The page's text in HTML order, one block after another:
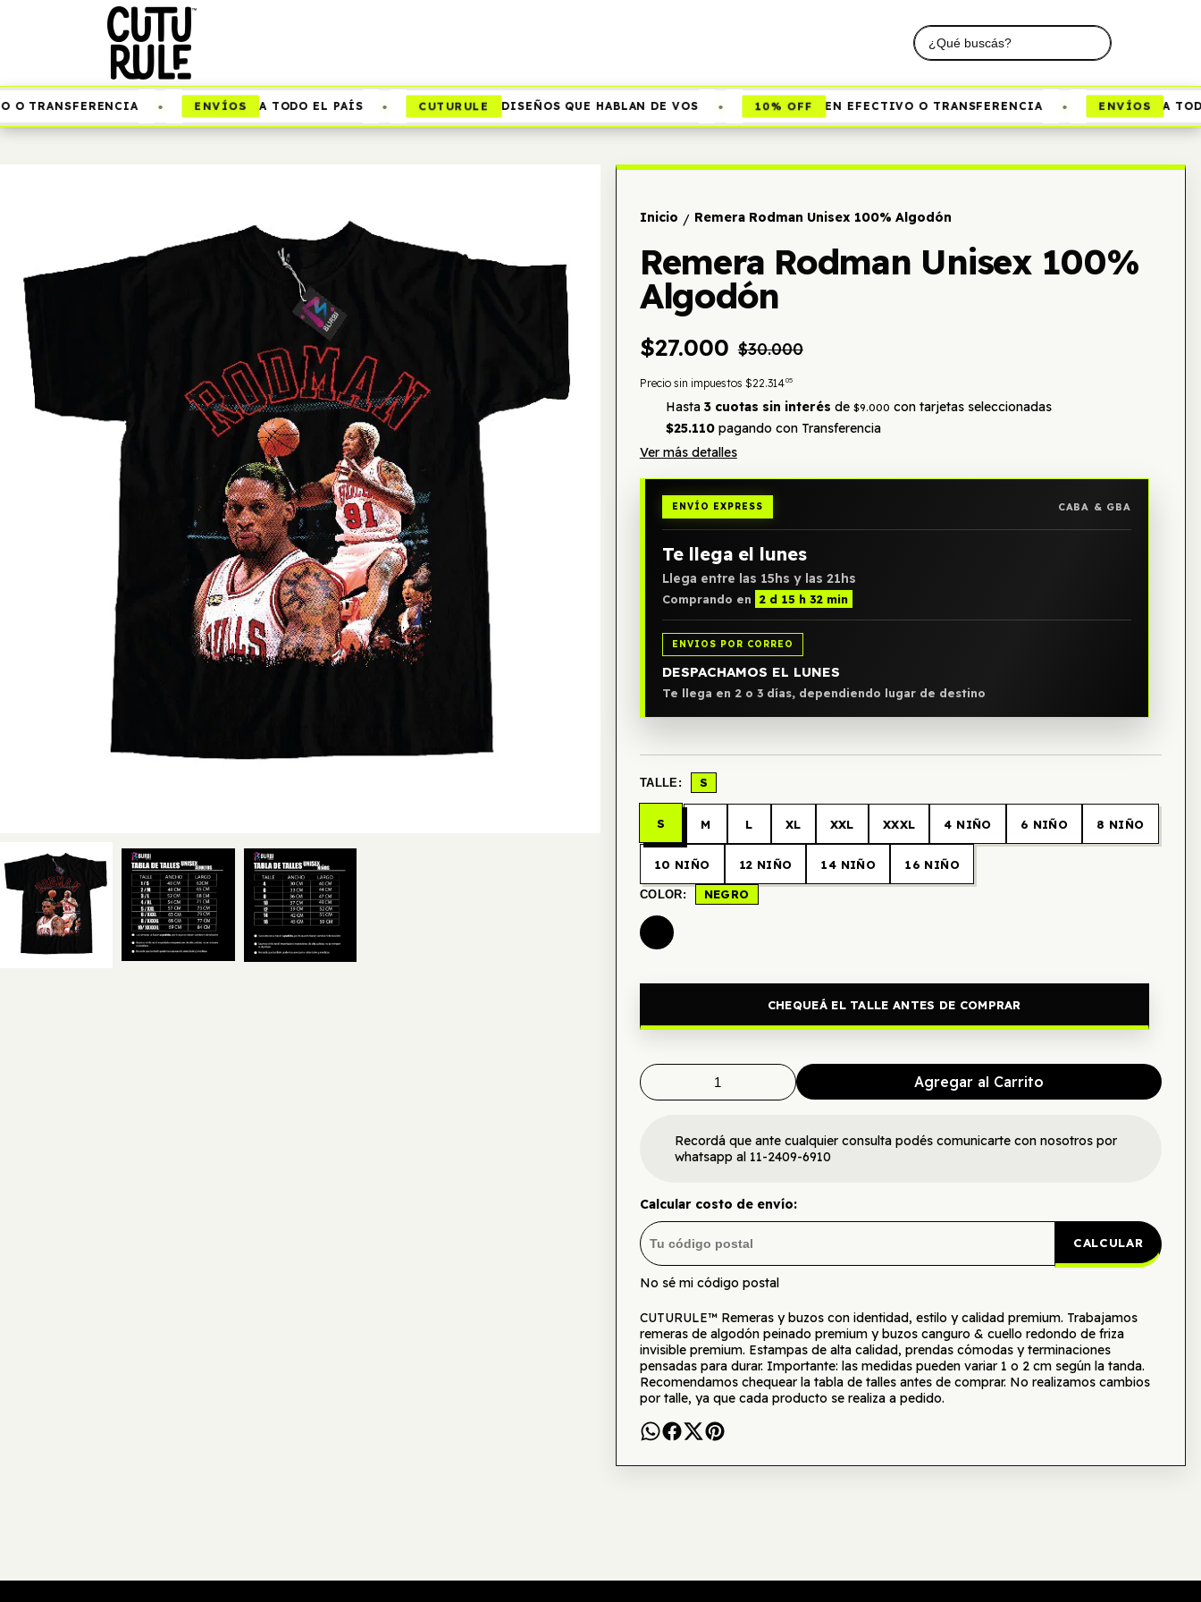
TRANSFERENCIA ENVÍOS A TODO EL PAÍS CUTURULE DISEÑOS QUE HABLAN DE VOS 10% OFF EN EFECTIVO O TRANSFERENCIA ENVÍOS A TODO
Inicio / Remera Rodman Unisex 100% Algodón
Remera Rodman Unisex 100%
Algodón
$27.000 $30.000
Precio sin impuestos $22.31405
Hasta 3 cuotas sin interés de $9.000 con tarjetas seleccionadas
$25.110pagando con Transferencia
Ver más detalles
ENVÍO EXPRESS CABA & GBA
Te llega el lunes
Llega entre las 15hs y las 21hs
Comprando en 2 d 15 h 32 min
ENVIOS POR CORREO
DESPACHAMOS EL LUNES
Te llega en 2 o 3 días, dependiendo lugar de destino
TALLE: S
S M L XL XXL XXXL 4 NIÑO 6 NIÑO 8 NIÑO
10 NIÑO 12 NIÑO 14 NIÑO 16 NIÑO
COLOR: NEGRO
CHEQUEÁ EL TALLE ANTES DE COMPRAR
Agregar al Carrito
Recordá que ante cualquier consulta podés comunicarte con nosotros por
whatsapp al 11-2409-6910
Calcular costo de envío:
CALCULAR
No sé mi código postal
CUTURULE™ Remeras y buzos con identidad, estilo y calidad premium. Trabajamos
remeras de algodón peinado premium y buzos canguro & cuello redondo de friza
invisible premium. Estampas de alta calidad, prendas cómodas y terminaciones
pensadas para durar. Importante: las medidas pueden variar 1 o 2 cm según la tanda.
Recomendamos chequear la tabla de talles antes de comprar. No realizamos cambios
por talle, ya que cada producto se realiza a pedido.